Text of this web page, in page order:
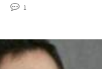
1